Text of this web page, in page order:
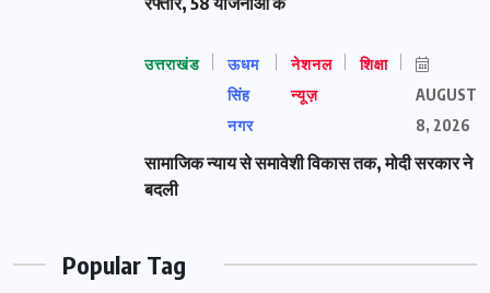
उत्तराखंड
ऊधम
सिंह
नगर
नेशनल
न्यूज़
शिक्षा
AUGUST
8, 2026
सामाजिक न्याय से समावेशी विकास तक, मोदी सरकार ने
बदली
Popular Tag